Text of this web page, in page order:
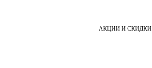
АКЦИИ И СКИДКИ